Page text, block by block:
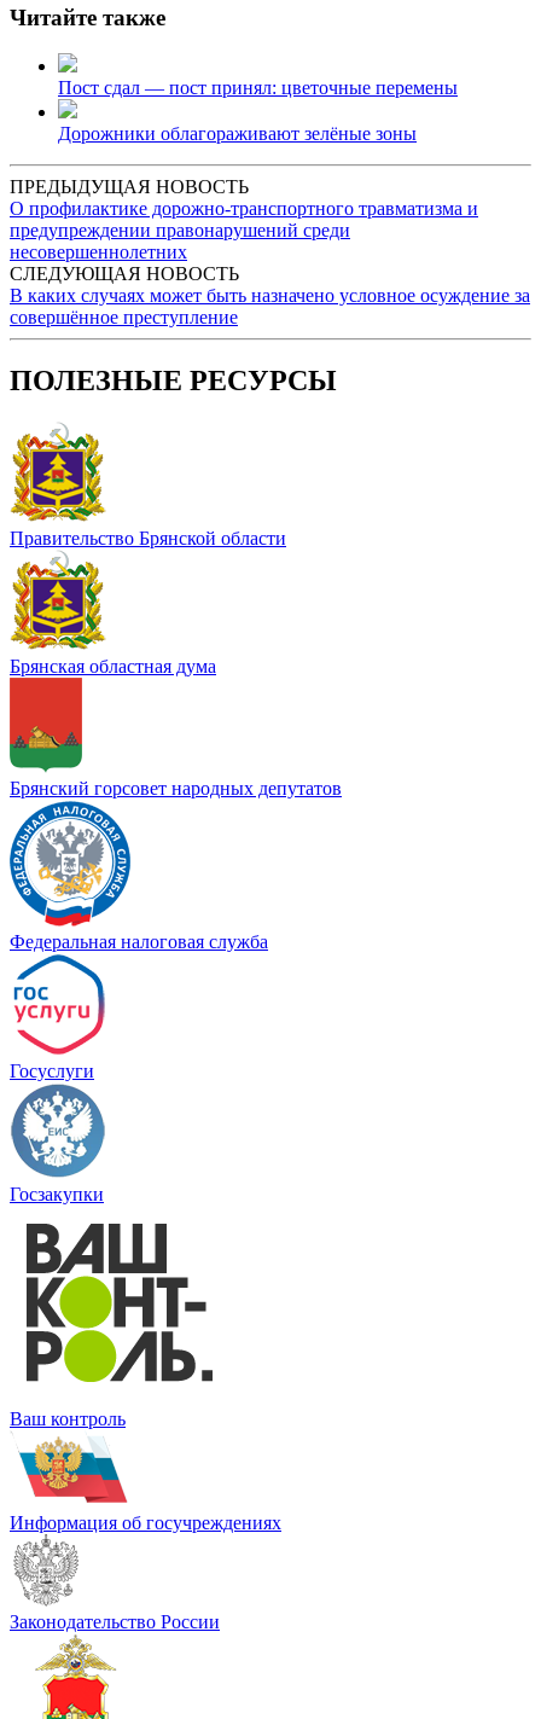
Читайте также
Пост сдал — пост принял: цветочные перемены
Дорожники облагораживают зелёные зоны
ПРЕДЫДУЩАЯ НОВОСТЬ
О профилактике дорожно-транспортного травматизма и
предупреждении правонарушений среди
несовершеннолетних
СЛЕДУЮЩАЯ НОВОСТЬ
В каких случаях может быть назначено условное осуждение за
совершённое преступление
ПОЛЕЗНЫЕ РЕСУРСЫ
Правительство Брянской области
Брянская областная дума
Брянский горсовет народных депутатов
Федеральная налоговая служба
Госуслуги
Госзакупки
Ваш контроль
Информация об госучреждениях
Законодательство России